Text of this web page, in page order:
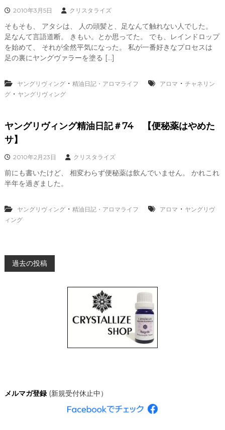
2010年3月5日 クリスタライズ
そもそも、 アタシは、 人の頭髪と、足なんて触れない人でした。
足なんて言語道断。 きもい。とか思ってた。 でも、レインドロップ
を始めて、 それが全然平気になった。 私が一番好きなプロセスは
足の裏にヤングヴァラーを塗る […]
ヤングリヴィング・ 精油日記・アロマライフ アロマ ・ チャネリン
グ・ ヤングリヴィング
ヤングリヴィング精油日記＃74 【便秘薬はやめた
サ】
2010年2月23日 クリスタライズ
前にも書いたけど、 相変わらず便秘薬は飲んでいません。 かれこれ
半年を過ぎました。
ヤングリヴィング・ 精油日記・アロマライフ アロマ ・ ヤングリヴ
ィング
投
シ
過去の投稿
メルマガ登録 (新規受付休止中）